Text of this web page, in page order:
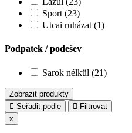
Sport (23)
Utcai ruházat (1)
Podpatek / podešev
Sarok nélkül (21)
Zobrazit produkty
Seřadit podle
Filtrovat
x